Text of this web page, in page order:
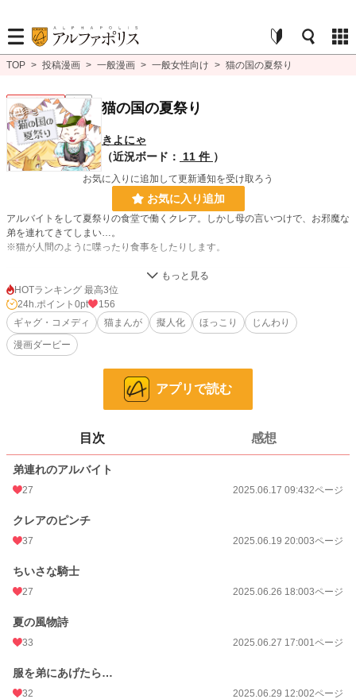
TOP > 投稿漫画 > 一般漫画 > 一般女性向け > 猫の国の夏祭り
一般女性向け 完結 猫の国の夏祭り
きよにゃ
（近況ボード：
11 件 ）
お気に入りに追加して更新通知を受け取ろう
お気に入り追加
アルバイトをして夏祭りの食堂で働くクレア。しかし母の言いつけで、お邪魔な
弟を連れてきてしまい…。
※猫が人間のように喋ったり食事をしたりします。
一般女性向け 2,538 位 / 2,538 件
お気に入り 6
2025.06.17 09:43
週間ポイント 0 pt (8,555 位)
HOTランキング 最高3位
24h.ポイント 0pt
156
ギャグ・コメディ
猫まんが 擬人化 ほっこり
じんわり
漫画ダービー
アプリで読む
目次 感想
弟連れのアルバイト
27 2025.06.17 09:432ページ
クレアのピンチ
37 2025.06.19 20:003ページ
ちいさな騎士
27 2025.06.26 18:003ページ
夏の風物詩
33 2025.06.27 17:001ページ
服を弟にあげたら…
32 2025.06.29 12:002ページ